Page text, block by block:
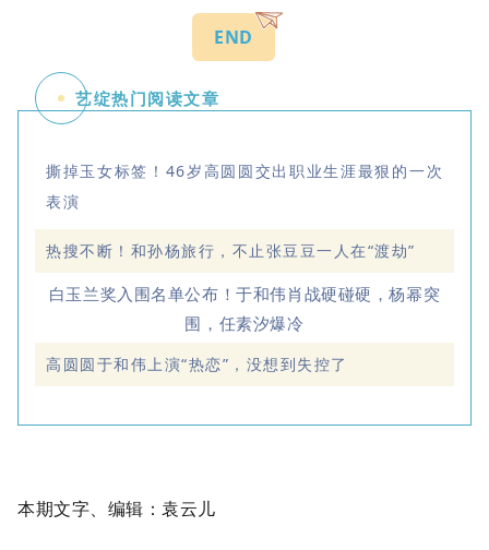
END
艺绽热门阅读文章
撕掉玉女标签！46岁高圆圆交出职业生涯最狠的一次
表演
热搜不断！和孙杨旅行，不止张豆豆一人在“渡劫”
白玉兰奖入围名单公布！于和伟肖战硬碰硬，杨幂突
围，任素汐爆冷
高圆圆于和伟上演“热恋”，没想到失控了
本期文字、编辑：袁云儿